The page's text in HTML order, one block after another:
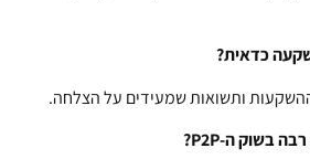
ותשואות שמעידים על הצלחה.